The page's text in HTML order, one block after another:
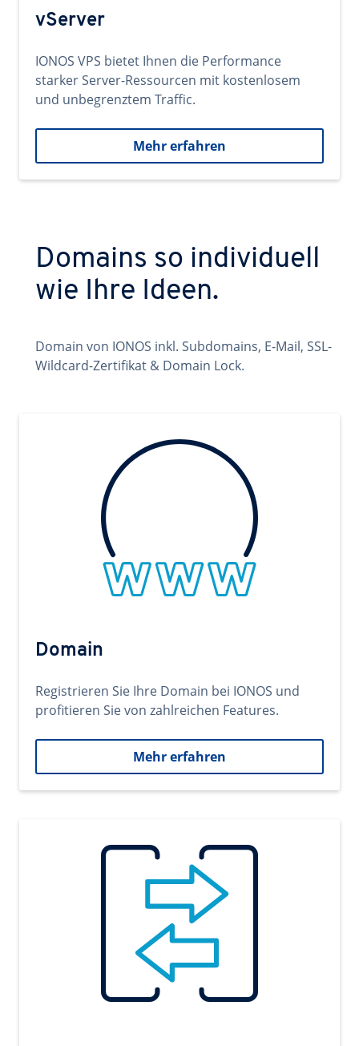
vServer
IONOS VPS bietet Ihnen die Performance
starker Server-Ressourcen mit kostenlosem
und unbegrenztem Traffic.
Mehr erfahren
Domains so individuell
wie Ihre Ideen.
Domain von IONOS inkl. Subdomains, E-Mail, SSL-
Wildcard-Zertifikat & Domain Lock.
Domain
Registrieren Sie Ihre Domain bei IONOS und
profitieren Sie von zahlreichen Features.
Mehr erfahren